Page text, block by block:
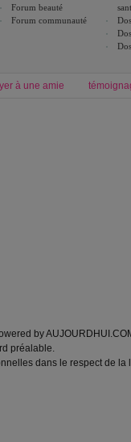
Forum beauté
Forum communauté
à une amie
by
préalable.
dans le respect de